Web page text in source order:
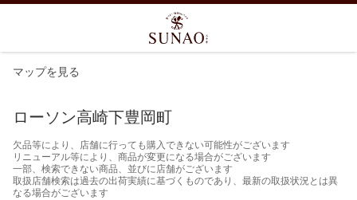
マップを見る
ローソン高崎下豊岡町
欠品等により、店舗に行っても購入できない可能性がございます
リニューアル等により、商品が変更になる場合がございます
一部、検索できない商品、並びに店舗がございます
取扱店舗検索は過去の出荷実績に基づくものであり、最新の取扱状況とは異
なる場合がございます